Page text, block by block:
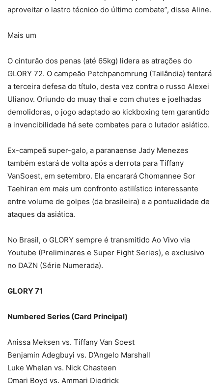
aproveitar o lastro técnico do último combate”, disse Aline.
Mais um
O cinturão dos penas (até 65kg) lidera as atrações do
GLORY 72. O campeão Petchpanomrung (Tailândia) tentará
a terceira defesa do título, desta vez contra o russo Alexei
Ulianov. Oriundo do muay thai e com chutes e joelhadas
demolidoras, o jogo adaptado ao kickboxing tem garantido
a invencibilidade há sete combates para o lutador asiático.
Ex-campeã super-galo, a paranaense Jady Menezes
também estará de volta após a derrota para Tiffany
VanSoest, em setembro. Ela encarará Chomannee Sor
Taehiran em mais um confronto estilístico interessante
entre volume de golpes (da brasileira) e a pontualidade de
ataques da asiática.
No Brasil, o GLORY sempre é transmitido Ao Vivo via
Youtube (Preliminares e Super Fight Series), e exclusivo
no DAZN (Série Numerada).
GLORY 71
Numbered Series (Card Principal)
Anissa Meksen vs. Tiffany Van Soest
Benjamin Adegbuyi vs. D’Angelo Marshall
Luke Whelan vs. Nick Chasteen
Omari Boyd vs. Ammari Diedrick